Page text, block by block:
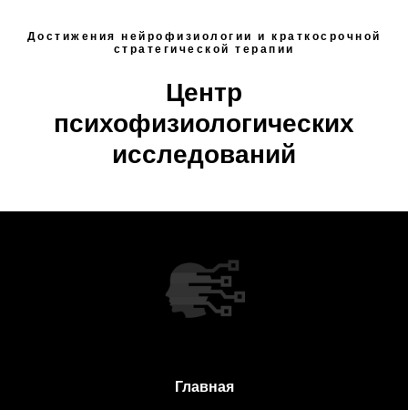
Достижения нейрофизиологии и краткосрочной
стратегической терапии
Центр
психофизиологических
исследований
Главная